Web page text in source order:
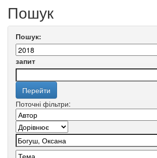
Пошук
Пошук:
запит
Поточні фільтри: